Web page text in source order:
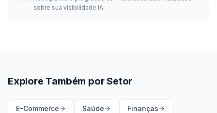
sobre sua visibilidade IA.
Explore Também por Setor
E-Commerce Saúde Finanças